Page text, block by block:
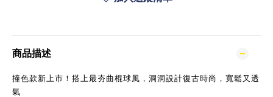
商品描述
撞色款新上市！搭上最夯曲棍球風，洞洞設計復古時尚，寬鬆又透
氣